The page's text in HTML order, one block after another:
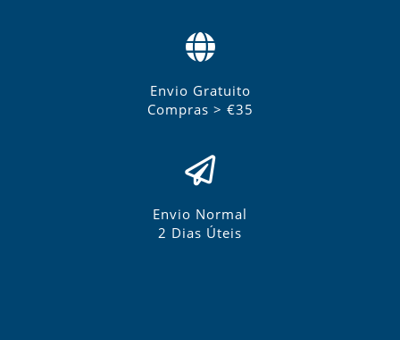
Envio Gratuito
Compras > €35
Envio Normal
2 Dias Úteis